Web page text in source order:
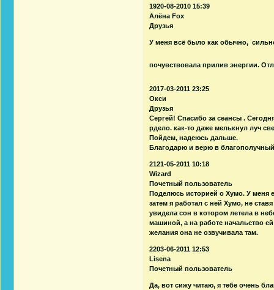
1920-08-2010 15:39
Алёна Fox
Друзья
У меня всё было как обычно,
почувствовала прилив энергии.
2017-03-2011 23:25
Окси
Друзья
Сергей! Спасибо за сеансы .
рдело. как-то даже мелькнул луч
Пойдем, надеюсь дальше.
Благодарю и верю в
2121-05-2011 10:18
Wizard
Почетный пользователь
Поделюсь историей о Хумо. У меня
затем я работал с ней Хумо, не
увидела сон в котором летела в
машиной, а на работе начальство
желания она не озвучивала там.
2203-06-2011 12:53
Lisena
Почетный пользователь
Да, вот сижу читаю, я тебе очень